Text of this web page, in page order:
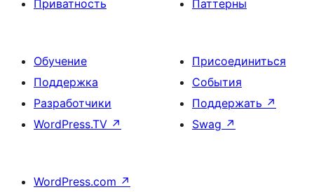
Приватность
Паттерны
Обучение
Поддержка
Разработчики
WordPress.TV ↗
Присоединиться
События
Поддержать ↗
Swag ↗
WordPress.com ↗